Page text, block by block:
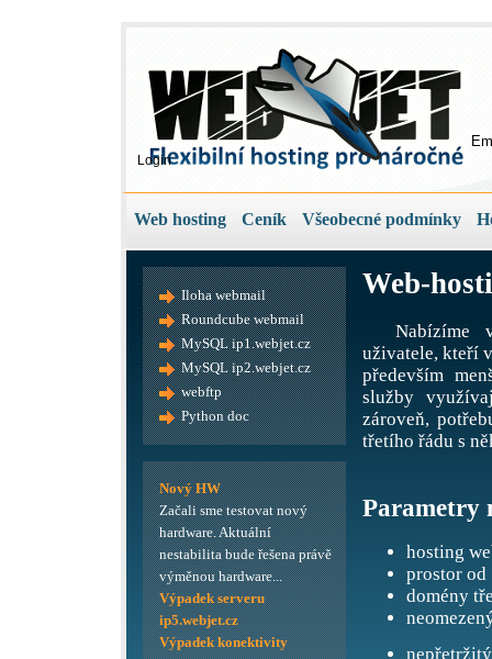
Login
Web hosting Ceník Všeobecné podmínky
Web-
Nabízíme
uživatele, kteří
především
služby
zároveň,
třetího řádu s
Parametry
hosting
prostor od
domény
Iloha webmail
Roundcube webmail
MySQL ip1.webjet.cz
MySQL ip2.webjet.cz
webftp
Python doc
Nový HW
Začali sme testovat nový
hardware. Aktuální
nestabilita bude řešena právě
výměnou hardware...
Výpadek serveru
ip5.webjet.cz
Výpadek konektivity